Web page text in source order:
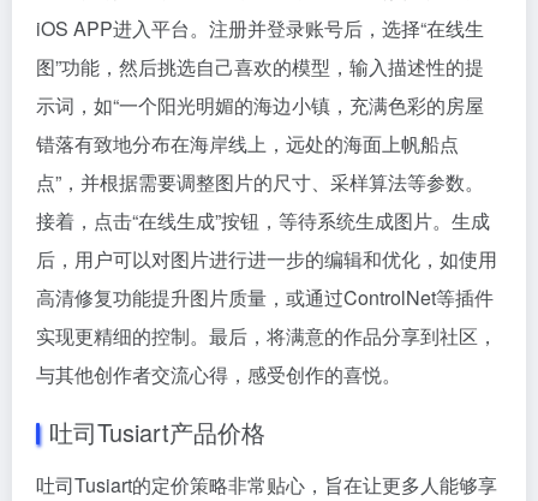
iOS APP进入平台。注册并登录账号后，选择“在线生
图”功能，然后挑选自己喜欢的模型，输入描述性的提
示词，如“一个阳光明媚的海边小镇，充满色彩的房屋
错落有致地分布在海岸线上，远处的海面上帆船点
点”，并根据需要调整图片的尺寸、采样算法等参数。
接着，点击“在线生成”按钮，等待系统生成图片。生成
后，用户可以对图片进行进一步的编辑和优化，如使用
高清修复功能提升图片质量，或通过ControlNet等插件
实现更精细的控制。最后，将满意的作品分享到社区，
与其他创作者交流心得，感受创作的喜悦。
吐司Tusiart产品价格
吐司Tusiart的定价策略非常贴心，旨在让更多人能够享